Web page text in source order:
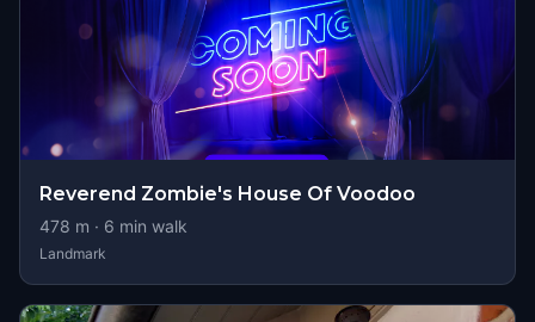
Reverend Zombie's House Of Voodoo
478 m · 6 min walk
Landmark